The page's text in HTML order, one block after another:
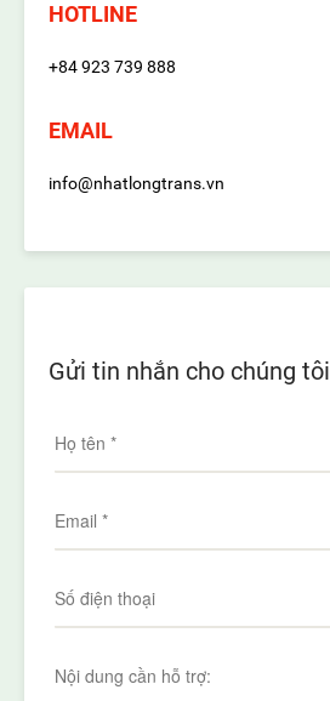
HOTLINE
+84 923 739 888
EMAIL
info@nhatlongtrans.vn
Gửi tin nhắn cho chúng tôi